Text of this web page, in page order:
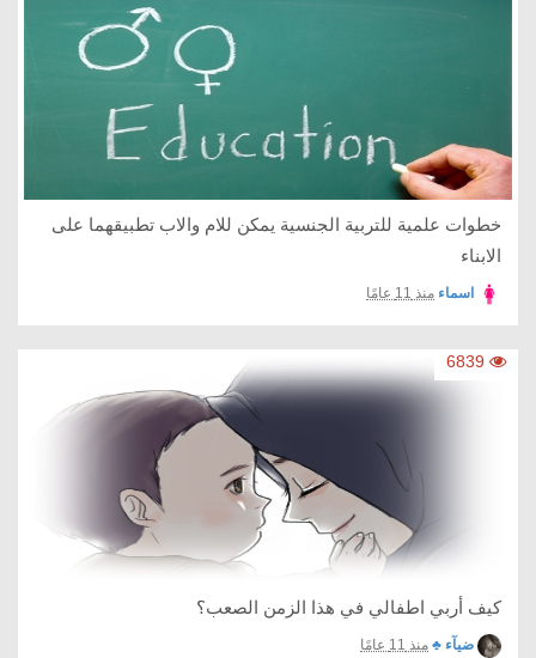
خطوات علمية للتربية الجنسية يمكن للام والاب تطبيقهما على
الابناء
اسماء منذ 11 عامًا
6839
كيف أربي اطفالي في هذا الزمن الصعب؟
ضيآء ♣ منذ 11 عامًا